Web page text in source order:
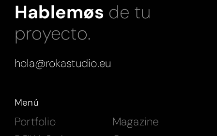
Hablemøs de tu
proyecto.
hola@rokastudio.eu
Menú
Portfolio
Magazine